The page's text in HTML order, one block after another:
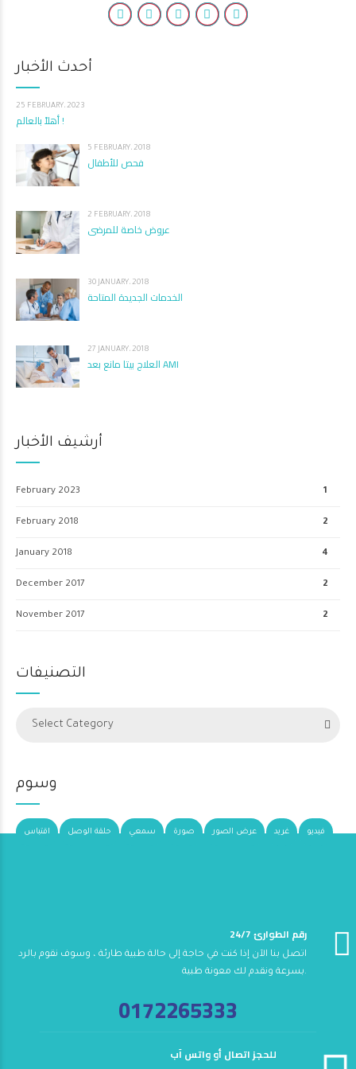
أحدث الأخبار
25 FEBRUARY، 2023
أهلاً بالعالم !
5 FEBRUARY، 2018
فحص للأطفال
2 FEBRUARY، 2018
عروض خاصة للمرضى
30 JANUARY، 2018
الخدمات الجديدة المتاحة
27 JANUARY، 2018
العلاج بيتا مانع بعد AMI
أرشيف الأخبار
February 2023 1
February 2018 2
January 2018 4
December 2017 2
November 2017 2
التصنيفات
Select Category
وسوم
اقتباس حلقة الوصل سمعي صورة عرض الصور غريد فيديو
24/7 رقم الطوارئ
اتصل بنا الآن إذا كنت في حاجة إلى حالة طبية طارئة ، وسوف نقوم بالرد
بسرعة ونقدم لك معونة طبية.
0172265333
للحجز اتصال أو واتس آب